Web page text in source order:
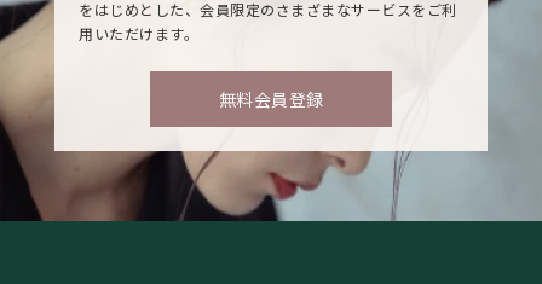
をはじめとした、会員限定のさまざまなサービスをご利
用いただけます。
無料会員登録